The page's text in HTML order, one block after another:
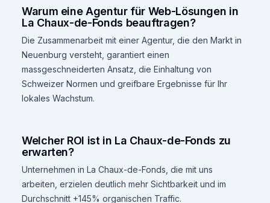
Warum eine Agentur für Web-Lösungen in
La Chaux-de-Fonds beauftragen?
Die Zusammenarbeit mit einer Agentur, die den Markt in
Neuenburg versteht, garantiert einen
massgeschneiderten Ansatz, die Einhaltung von
Schweizer Normen und greifbare Ergebnisse für Ihr
lokales Wachstum.
Welcher ROI ist in La Chaux-de-Fonds zu
erwarten?
Unternehmen in La Chaux-de-Fonds, die mit uns
arbeiten, erzielen deutlich mehr Sichtbarkeit und im
Durchschnitt +145% organischen Traffic.